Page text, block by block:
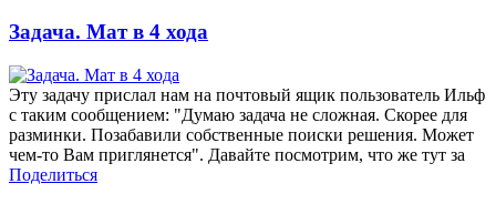
Задача. Мат в 4 хода
Эту задачу прислал нам на почтовый ящик пользователь Ильф
с таким сообщением: "Думаю задача не сложная. Скорее для
разминки. Позабавили собственные поиски решения. Может
чем-то Вам приглянется". Давайте посмотрим, что же тут за
Поделиться